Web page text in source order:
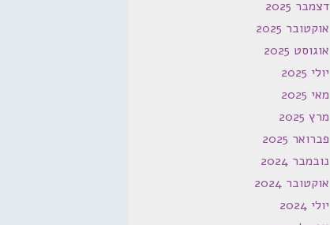
דצמבר 2025
אוקטובר 2025
אוגוסט 2025
יולי 2025
מאי 2025
מרץ 2025
פברואר 2025
נובמבר 2024
אוקטובר 2024
יולי 2024